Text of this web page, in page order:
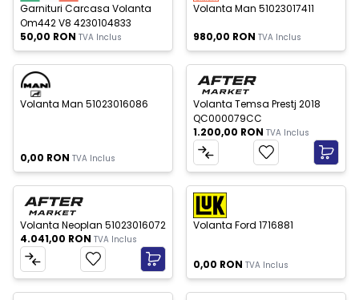
Garnituri Carcasa Volanta
Om442 V8 4230104833
50,00 RON TVA Inclus
Volanta Man 51023017411
980,00 RON TVA Inclus
Nou
Epuizat
Volanta Man 51023016086
0,00 RON TVA Inclus
Nou
Volanta Temsa Prestj 2018
QC000079CC
1.200,00 RON TVA Inclus
Nou
Volanta Neoplan 51023016072
4.041,00 RON TVA Inclus
Stoc Epuizat
Volanta Ford 1716881
0,00 RON TVA Inclus
Epuizat Stoc Epuizat